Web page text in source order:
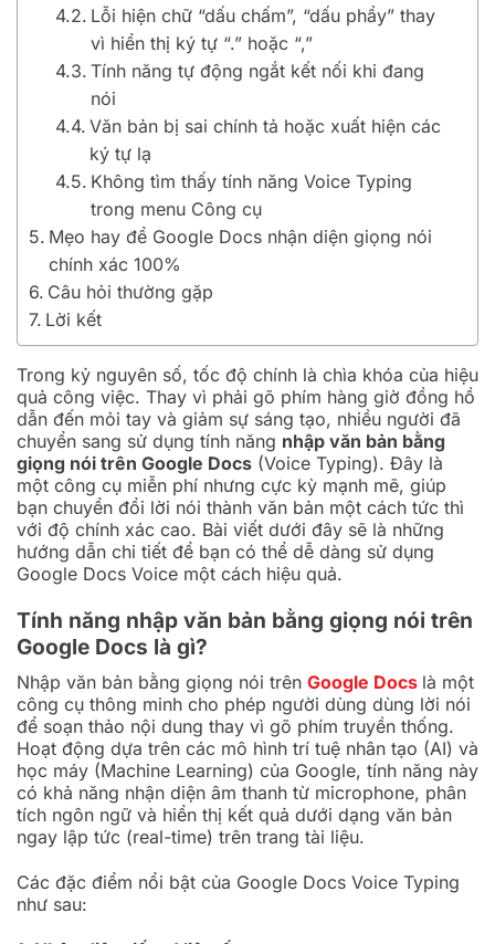
Lỗi hiện chữ “dấu chấm”, “dấu phẩy” thay
vì hiển thị ký tự “.” hoặc “,”
Tính năng tự động ngắt kết nối khi đang
nói
Văn bản bị sai chính tả hoặc xuất hiện các
ký tự lạ
Không tìm thấy tính năng Voice Typing
trong menu Công cụ
Mẹo hay để Google Docs nhận diện giọng nói
chính xác 100%
Câu hỏi thường gặp
Lời kết
Trong kỷ nguyên số, tốc độ chính là chìa khóa của hiệu
quả công việc. Thay vì phải gõ phím hàng giờ đồng hồ
dẫn đến mỏi tay và giảm sự sáng tạo, nhiều người đã
chuyển sang sử dụng tính năng nhập văn bản bằng
giọng nói trên Google Docs (Voice Typing). Đây là
một công cụ miễn phí nhưng cực kỳ mạnh mẽ, giúp
bạn chuyển đổi lời nói thành văn bản một cách tức thì
với độ chính xác cao. Bài viết dưới đây sẽ là những
hướng dẫn chi tiết để bạn có thể dễ dàng sử dụng
Google Docs Voice một cách hiệu quả.
Tính năng nhập văn bản bằng giọng nói trên
Google Docs là gì?
Nhập văn bản bằng giọng nói trên Google Docs là một
công cụ thông minh cho phép người dùng dùng lời nói
để soạn thảo nội dung thay vì gõ phím truyền thống.
Hoạt động dựa trên các mô hình trí tuệ nhân tạo (AI) và
học máy (Machine Learning) của Google, tính năng này
có khả năng nhận diện âm thanh từ microphone, phân
tích ngôn ngữ và hiển thị kết quả dưới dạng văn bản
ngay lập tức (real-time) trên trang tài liệu.
Các đặc điểm nổi bật của Google Docs Voice Typing
như sau: